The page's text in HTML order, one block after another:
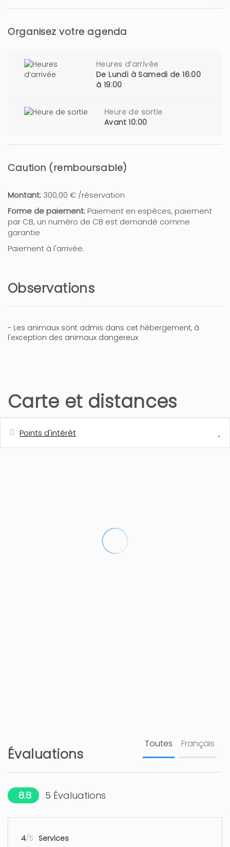
Organisez votre agenda
Heures d’arrivée
De Lundi à Samedi de 16:00
à 19:00
Heure de sortie
Avant 10:00
Caution (remboursable)
Montant: 300,00 € /réservation
Forme de paiement: Paiement en espèces, paiement
par CB, un numéro de CB est demandé comme
garantie
Paiement à l'arrivée.
Observations
- Les animaux sont admis dans cet hébergement, à
l'exception des animaux dangereux
Carte et distances
Points d'intérêt
9 km
Parc d'attractions - Benidorm: Terra
Mitica, Terra Natura
Parc aquatique - Benidorm:
Aqualandia
Évaluations
8.8 5 Évaluations
Toutes Français
4/5 Services